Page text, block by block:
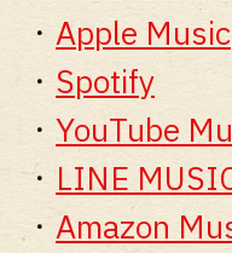
・ Apple Music
・ Spotify
・ YouTube
・ LINE
・ Amazon